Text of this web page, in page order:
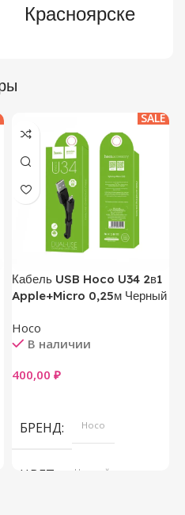
Красноярске
SALE
Кабель USB Hoco U34 2в1
Apple+Micro 0,25м Черный
Hoco
В наличии
400,00 ₽
БРЕНД Hoco
ЦВЕТ Черный